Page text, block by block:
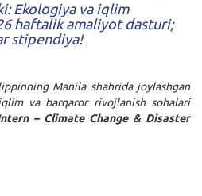
Ekologiya va iqlim
haftalik amaliyot dasturi;
stipendiya!
Manila shahrida joylashgan
va barqaror rivojlanish sohalari
– Climate Change & Disaster